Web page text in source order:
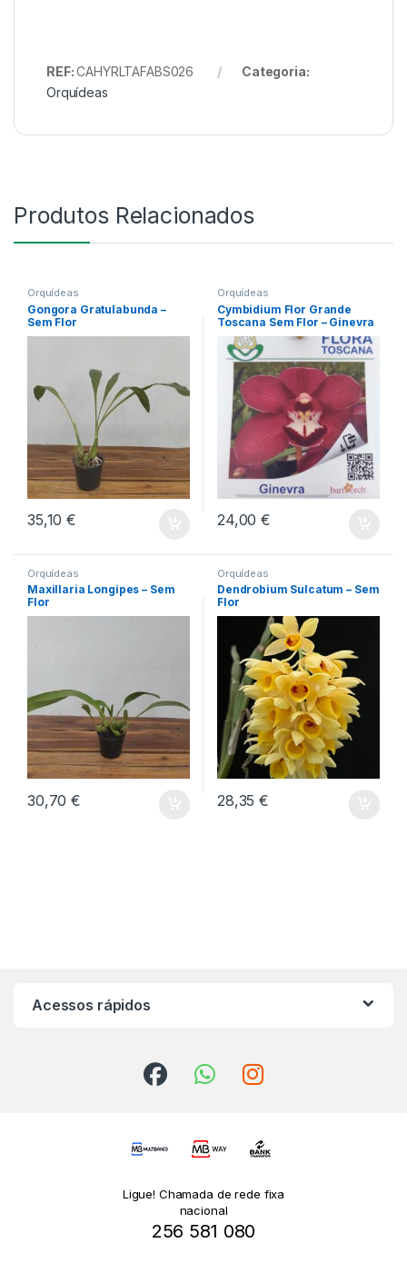
REF:CAHYRLTAFABS026
Categoria:
Orquídeas
Produtos Relacionados
Orquídeas
Gongora Gratulabunda –
Sem Flor
35,10€
Orquídeas
Cymbidium Flor Grande
Toscana Sem Flor – Ginevra
24,00€
Orquídeas
Maxillaria Longipes – Sem
Flor
30,70€
Orquídeas
Dendrobium Sulcatum – Sem
Flor
28,35€
Acessos rápidos
Ligue! Chamada de rede fixa
nacional
256 581 080